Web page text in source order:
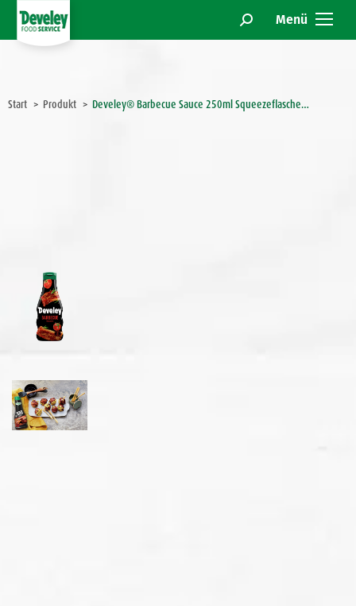
Menü
Search:
Start Produkt Develey® Barbecue Sauce 250ml Squeezeflasche…